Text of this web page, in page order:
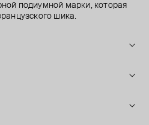
подиумной марки, которая
шика.